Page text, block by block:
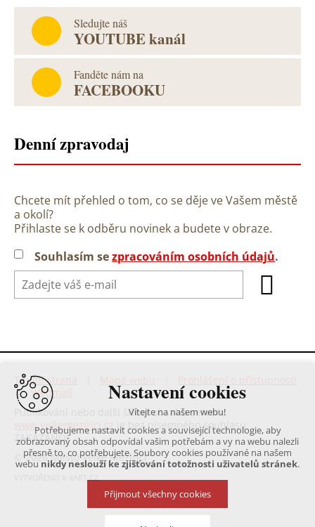
Sledujte náš
YOUTUBE kanál
Fanděte nám na
FACEBOOKU
Denní zpravodaj
Chcete mít přehled o tom, co se děje ve Vašem městě
a okolí?
Přihlaste se k odběru novinek a budete v obraze.
Souhlasím sezpracováním osobních údajů.
Titulní strana
|Webmail
Publikování nebo další šíření obsahu serveru
www.velkemezirici.cz
je bez písemného souhlasu
ZAKÁZÁNO!
© 2026 Město Velké Meziříčí
VYTVOŘENO V XART.CZ
Nastavení cookies
Vítejte na našem webu!
Potřebujeme nastavit cookies a související technologie, aby
zobrazovaný obsah odpovídal vašim potřebám a vy na webu nalezli
přesně to, co potřebujete. Soubory cookies používané na našem
webu nikdy neslouží ke zjišťování totožnosti uživatelů stránek.
Přijmout všechny cookies